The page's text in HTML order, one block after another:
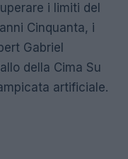
i limiti del
Cinquanta, i
Gabriel
della Cima Su
artificiale.